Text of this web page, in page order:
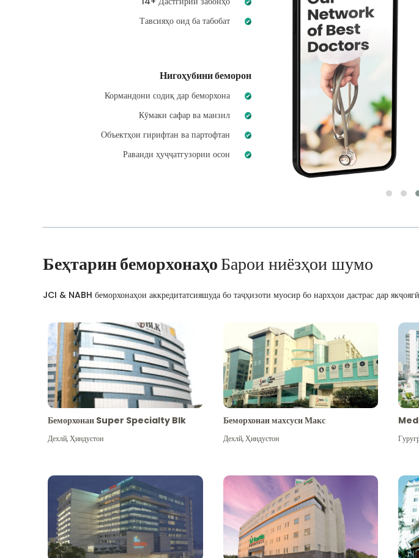
Тавсияҳо оид ба табобат
Нигоҳубини беморон
Кормандони содиқ дар беморхона
Кӯмаки сафар ва манзил
Объектҳои гирифтан ва партофтан
Раванди ҳуҷҷатгузории осон
Беҳтарин беморхонаҳоБарои ниёзҳои шумо
JCI & NABH беморхонаҳои аккредитатсияшуда бо таҷҳизоти муосир бо нархҳои дастрас дар
Беморхонаи Super Specialty Blk
Дехлй,Ҳиндустон
Беморхонаи махсуси Макс
Дехлй,Ҳиндустон